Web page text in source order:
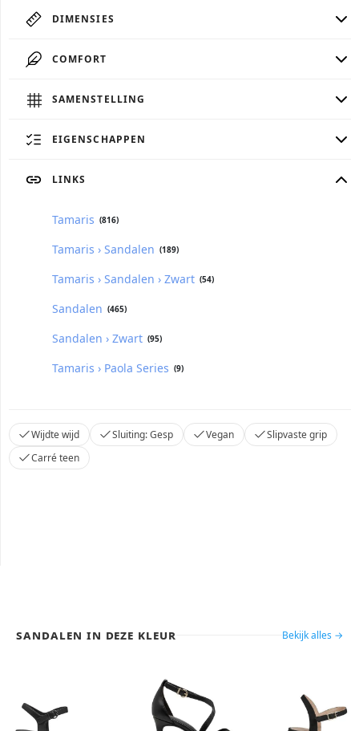
DIMENSIES
COMFORT
SAMENSTELLING
EIGENSCHAPPEN
LINKS
Tamaris (816)
Tamaris › Sandalen (189)
Tamaris › Sandalen › Zwart (54)
Sandalen (465)
Sandalen › Zwart (95)
Tamaris › Paola Series (9)
Wijdte wijd Sluiting: Gesp Vegan
Slipvaste grip
Carré teen
Sandalen in deze kleur Bekijk alles →